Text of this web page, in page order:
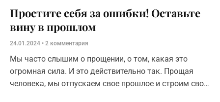
Простите себя за ошибки! Оставьте
вину в прошлом
24.01.2024 2 комментария
Мы часто слышим о прощении, о том, какая это
огромная сила. И это действительно так. Прощая
человека, мы отпускаем свое прошлое и строим свою